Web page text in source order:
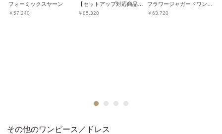
フォーミックスヤーン
￥57,240 ￥85,320 ￥63,720
2 3 4
その他のワンピース／ドレス